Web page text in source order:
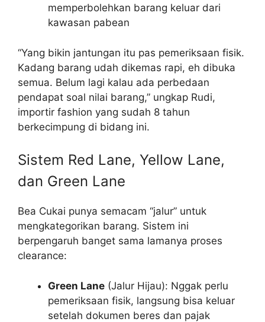
memperbolehkan barang keluar dari
kawasan pabean
“Yang bikin jantungan itu pas pemeriksaan fisik.
Kadang barang udah dikemas rapi, eh dibuka
semua. Belum lagi kalau ada perbedaan
pendapat soal nilai barang,” ungkap Rudi,
importir fashion yang sudah 8 tahun
berkecimpung di bidang ini.
Sistem Red Lane, Yellow Lane,
dan Green Lane
Bea Cukai punya semacam “jalur” untuk
mengkategorikan barang. Sistem ini
berpengaruh banget sama lamanya proses
clearance:
Green Lane (Jalur Hijau): Nggak perlu
pemeriksaan fisik, langsung bisa keluar
setelah dokumen beres dan pajak